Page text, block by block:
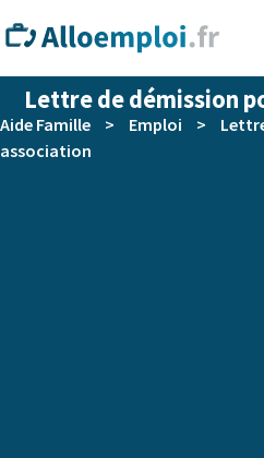
Lettre de démission
Aide Famille > Emploi >
association